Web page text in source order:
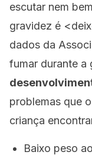
escutar nem
gravidez é
dados da
fumar durante a
problemas que
criança
Baixo peso